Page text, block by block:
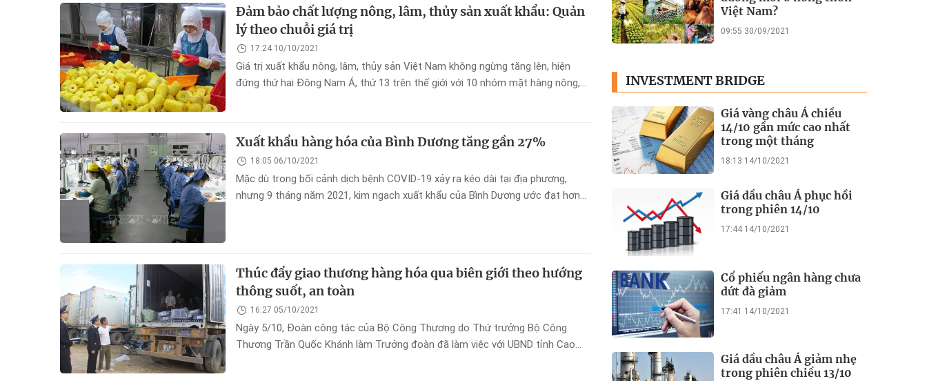
Đảm bảo chất lượng nông, lâm, thủy sản xuất khẩu: Quản
lý theo chuỗi giá trị
17:24 10/10/2021
Giá trị xuất khẩu nông, lâm, thủy sản Việt Nam không ngừng tăng lên, hiện
đứng thứ hai Đông Nam Á, thứ 13 trên thế giới với 10 nhóm mặt hàng nông,
Xuất khẩu hàng hóa của Bình Dương tăng gần 27%
18:05 06/10/2021
Mặc dù trong bối cảnh dịch bệnh COVID-19 xảy ra kéo dài tại địa phương,
nhưng 9 tháng năm 2021, kim ngạch xuất khẩu của Bình Dương ước đạt hơn
Thúc đẩy giao thương hàng hóa qua biên giới theo hướng
thông suốt, an toàn
16:27 05/10/2021
Ngày 5/10, Đoàn công tác của Bộ Công Thương do Thứ trưởng Bộ Công
Thương Trần Quốc Khánh làm Trưởng đoàn đã làm việc với UBND tỉnh Cao
Việt Nam?
09:55 30/09/2021
INVESTMENT BRIDGE
Giá vàng châu Á chiều
14/10 gần mức cao nhất
trong một tháng
18:13 14/10/2021
Giá dầu châu Á phục hồi
trong phiên 14/10
17:44 14/10/2021
Cổ phiếu ngân hàng chưa
dứt đà giảm
17:41 14/10/2021
Giá dầu châu Á giảm nhẹ
trong phiên chiều 13/10